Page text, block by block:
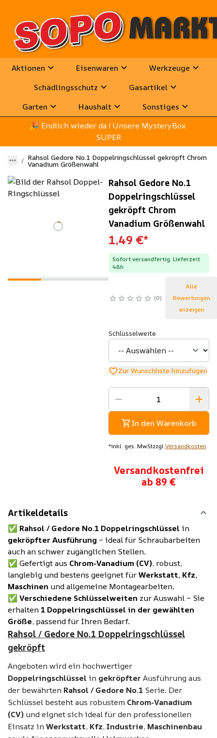
Aktionen Eisenwaren
Werkzeuge
Schädlingsschutz
Gasartikel
Garten
Haushalt
Sonstiges
🎉 Endlich wieder da ! Unsere MysteryBox
SUPER
Rahsol Gedore No.1 Doppelringschlüssel gekröpft Chrom
Vanadium Größenwahl
Rahsol Gedore No.1
Doppelringschlüssel
gekröpft Chrom
Vanadium Größenwahl
1,49 €*
Sofort versandfertig, Lieferzeit
48h
0
Alle
Bewertungen
anzeigen
Schlüsselweite
Zur Wunschliste hinzufügen
In den Warenkorb
*inkl. ges. MwStzzgl.Versandkosten
Versandkostenfrei
ab 89 €
Artikeldetails
✅ Rahsol / Gedore No.1 Doppelringschlüssel in
gekröpfter Ausführung – ideal für Schraubarbeiten
auch an schwer zugänglichen Stellen.
✅ Gefertigt aus Chrom-Vanadium (CV), robust,
langlebig und bestens geeignet fürWerkstatt, Kfz,
Maschinen und allgemeine Montagearbeiten.
✅ Verschiedene Schlüsselweiten zur Auswahl – Sie
erhalten 1 Doppelringschlüssel in der gewählten
Größe, passend für Ihren Bedarf.
Rahsol / Gedore No.1 Doppelringschlüssel
gekröpft
Angeboten wird ein hochwertiger
Doppelringschlüssel in gekröpfter Ausführung aus
der bewährten Rahsol / Gedore No.1 Serie. Der
Schlüssel besteht aus robustem Chrom-Vanadium
(CV) und eignet sich ideal für den professionellen
Einsatz inWerkstatt, Kfz, Industrie, Maschinenbau